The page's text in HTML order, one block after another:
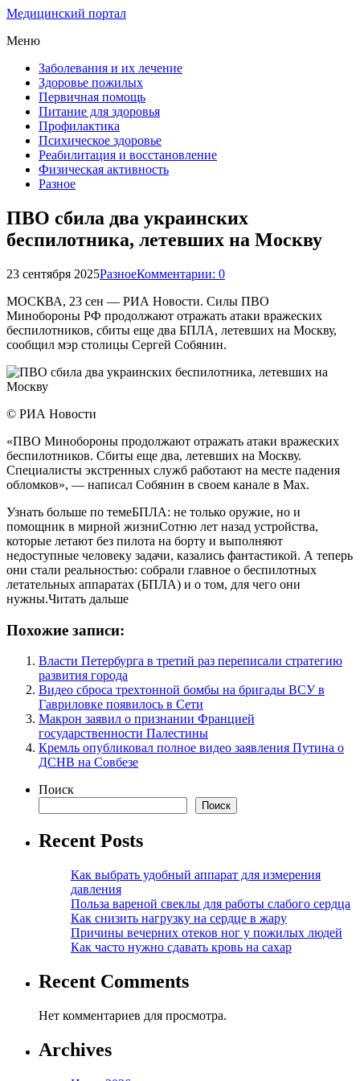
Медицинский портал
Меню
Заболевания и их лечение
Здоровье пожилых
Первичная помощь
Питание для здоровья
Профилактика
Психическое здоровье
Реабилитация и восстановление
Физическая активность
Разное
ПВО сбила два украинских
беспилотника, летевших на Москву
23 сентября 2025РазноеКомментарии: 0
МОСКВА, 23 сен — РИА Новости. Силы ПВО
Минобороны РФ продолжают отражать атаки вражеских
беспилотников, сбиты еще два БПЛА, летевших на Москву,
сообщил мэр столицы Сергей Собянин.
© РИА Новости
«ПВО Минобороны продолжают отражать атаки вражеских
беспилотников. Сбиты еще два, летевших на Москву.
Специалисты экстренных служб работают на месте падения
обломков», — написал Собянин в своем канале в Max.
Узнать больше по темеБПЛА: не только оружие, но и
помощник в мирной жизниСотню лет назад устройства,
которые летают без пилота на борту и выполняют
недоступные человеку задачи, казались фантастикой. А теперь
они стали реальностью: собрали главное о беспилотных
летательных аппаратах (БПЛА) и о том, для чего они
нужны.Читать дальше
Похожие записи:
Власти Петербурга в третий раз переписали стратегию
развития города
Видео сброса трехтонной бомбы на бригады ВСУ в
Гавриловке появилось в Сети
Макрон заявил о признании Францией
государственности Палестины
Кремль опубликовал полное видео заявления Путина о
ДСНВ на Совбезе
Поиск
Поиск
Recent Posts
Как выбрать удобный аппарат для измерения
давления
Польза вареной свеклы для работы слабого сердца
Как снизить нагрузку на сердце в жару
Причины вечерних отеков ног у пожилых людей
Как часто нужно сдавать кровь на сахар
Recent Comments
Нет комментариев для просмотра.
Archives